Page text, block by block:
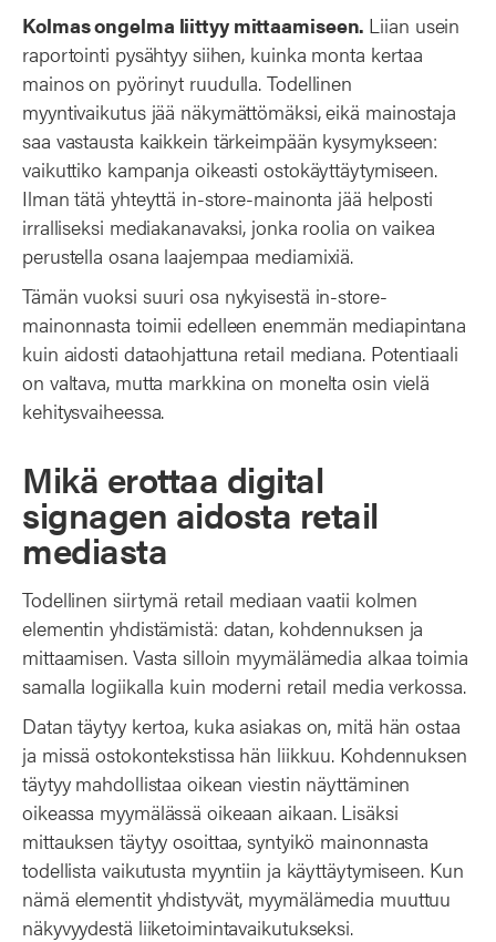
Kolmas ongelma liittyy mittaamiseen. Liian usein
raportointi pysähtyy siihen, kuinka monta kertaa
mainos on pyörinyt ruudulla. Todellinen
myyntivaikutus jää näkymättömäksi, eikä mainostaja
saa vastausta kaikkein tärkeimpään kysymykseen:
vaikuttiko kampanja oikeasti ostokäyttäytymiseen.
Ilman tätä yhteyttä in-store-mainonta jää helposti
irralliseksi mediakanavaksi, jonka roolia on vaikea
perustella osana laajempaa mediamixiä.
Tämän vuoksi suuri osa nykyisestä in-store-
mainonnasta toimii edelleen enemmän mediapintana
kuin aidosti dataohjattuna retail mediana. Potentiaali
on valtava, mutta markkina on monelta osin vielä
kehitysvaiheessa.
Mikä erottaa digital
signagen aidosta retail
mediasta
Todellinen siirtymä retail mediaan vaatii kolmen
elementin yhdistämistä: datan, kohdennuksen ja
mittaamisen. Vasta silloin myymälämedia alkaa toimia
samalla logiikalla kuin moderni retail media verkossa.
Datan täytyy kertoa, kuka asiakas on, mitä hän ostaa
ja missä ostokontekstissa hän liikkuu. Kohdennuksen
täytyy mahdollistaa oikean viestin näyttäminen
oikeassa myymälässä oikeaan aikaan. Lisäksi
mittauksen täytyy osoittaa, syntyikö mainonnasta
todellista vaikutusta myyntiin ja käyttäytymiseen. Kun
nämä elementit yhdistyvät, myymälämedia muuttuu
näkyvyydestä liiketoimintavaikutukseksi.